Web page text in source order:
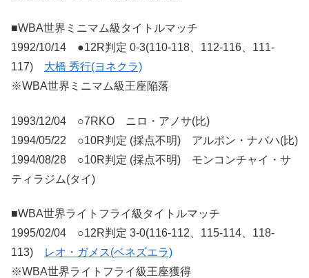
■WBA世界ミニマム級タイトルマッチ
1992/10/14 ●12R判定 0-3(110-118、112-116、111-
117) 大橋 秀行(ヨネクラ)
※WBA世界ミニマム級王座陥落
1993/12/04 ○7RKO ニロ・アノサ(比)
1994/05/22 ○10R判定 (採点不明) アルポン・ナバハ(比)
1994/08/28 ○10R判定 (採点不明) モンコンチャイ・サ
ティラジム(タイ)
■WBA世界ライトフライ級タイトルマッチ
1995/02/04 ○12R判定 3-0(116-112、115-114、118-
113)
レオ・ガメス(ベネズエラ)
※WBA世界ライトフライ級王座獲得